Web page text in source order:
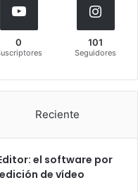
0 101
Seguidores
Reciente
el software por
de vídeo